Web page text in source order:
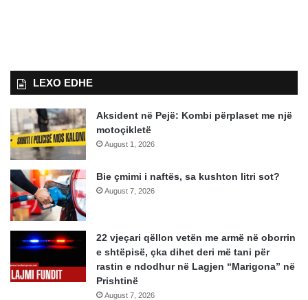
LEXO EDHE
Aksident në Pejë: Kombi përplaset me një
motoçikletë
August 1, 2026
Bie çmimi i naftës, sa kushton litri sot?
August 7, 2026
22 vjeçari qëllon vetën me armë në oborrin
e shtëpisë, çka dihet deri më tani për
rastin e ndodhur në Lagjen “Marigona” në
Prishtinë
August 7, 2026